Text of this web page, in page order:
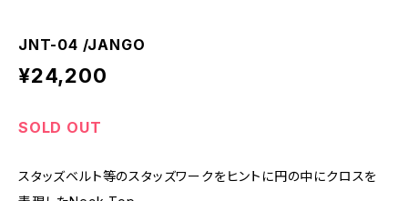
JNT-04 /JANGO
¥24,200
SOLD OUT
スタッズベルト等のスタッズワークをヒントに円の中にクロスを